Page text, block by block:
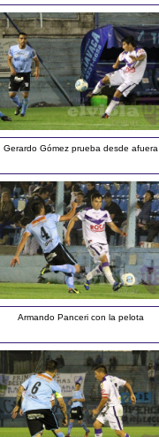
Gerardo Gómez prueba desde afuera
Armando Panceri con la pelota